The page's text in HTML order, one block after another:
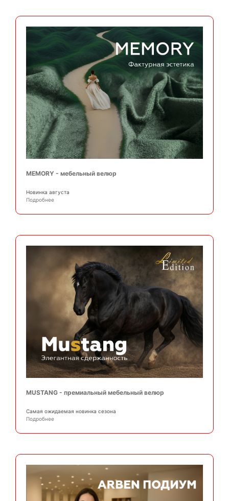
MEMORY - мебельный велюр
Новинка августа
Подробнее
MUSTANG - премиальный мебельный велюр
Самая ожидаемая новинка сезона
Подробнее